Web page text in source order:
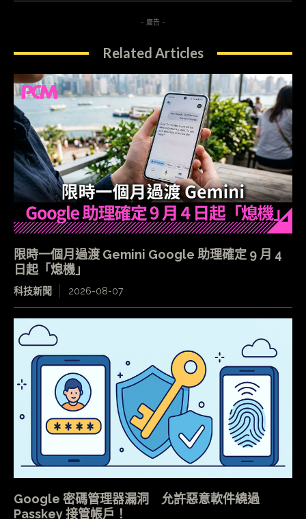
- 廣告 -
Related Articles
限時一個月過渡 Gemini Google 助理確定 9 月 4
日起「熄機」
科技新聞 2026-08-07
Google 密碼管理器漏洞 允許惡意軟件繞過
Passkey 接管帳戶！